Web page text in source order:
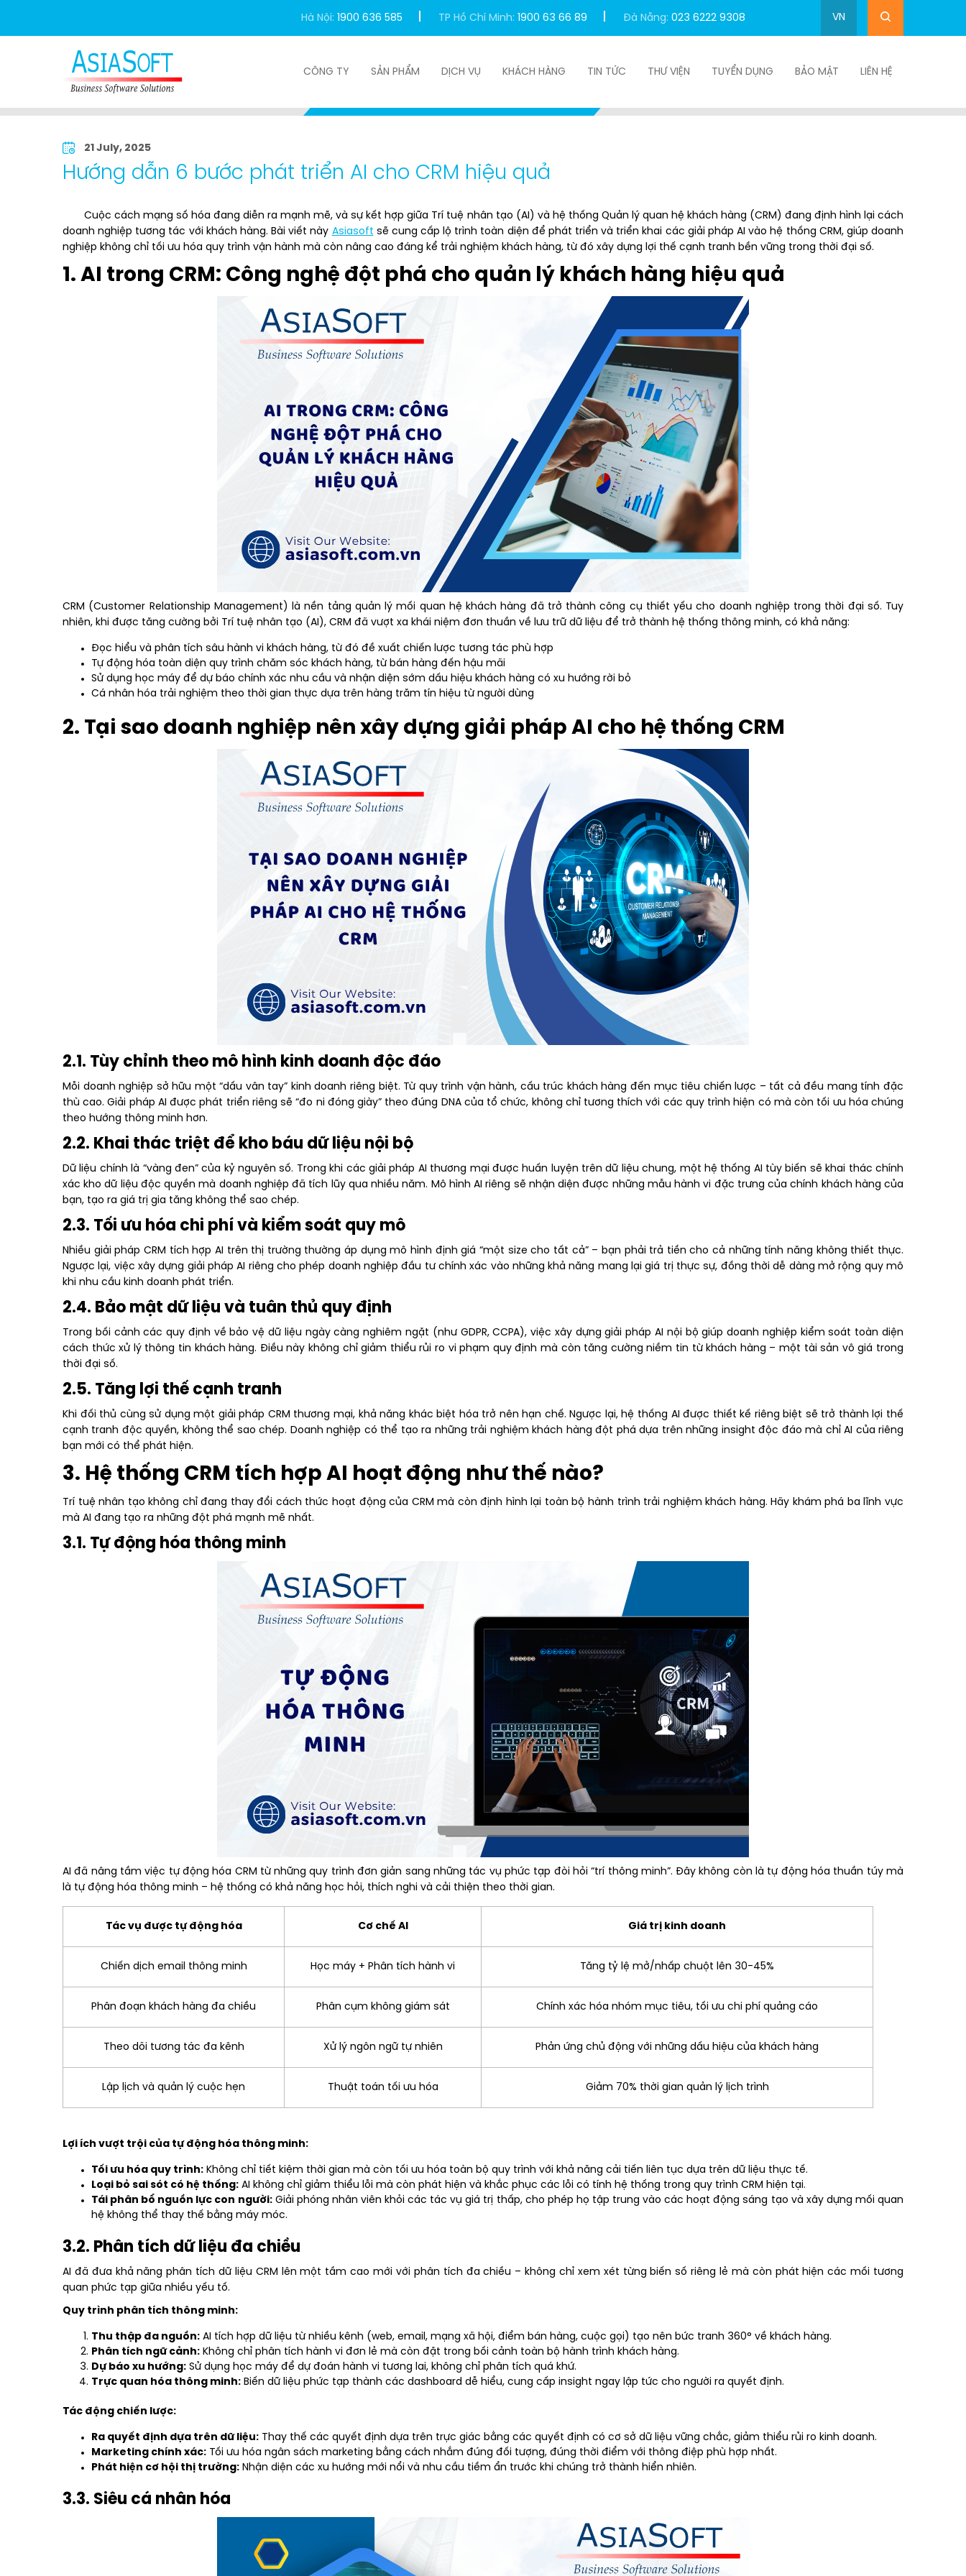
Hà Nội: 1900 636 585 TP Hồ Chí Minh: 1900 63 66 89 Đà Nẵng: 023 6222 9308 VN
CÔNG TY SẢN PHẨM DỊCH VỤ KHÁCH HÀNG TIN TỨC THƯ VIỆN TUYỂN DỤNG BẢO MẬT LIÊN HỆ
21 July, 2025
Hướng dẫn 6 bước phát triển AI cho CRM hiệu quả
Cuộc cách mạng số hóa đang diễn ra mạnh mẽ, và sự kết hợp giữa Trí tuệ nhân tạo (AI) và hệ thống Quản lý quan hệ khách hàng (CRM) đang định hình lại cách
doanh nghiệp tương tác với khách hàng. Bài viết này Asiasoft sẽ cung cấp lộ trình toàn diện để phát triển và triển khai các giải pháp AI vào hệ thống CRM, giúp doanh
nghiệp không chỉ tối ưu hóa quy trình vận hành mà còn nâng cao đáng kể trải nghiệm khách hàng, từ đó xây dựng lợi thế cạnh tranh bền vững trong thời đại số.
1. AI trong CRM: Công nghệ đột phá cho quản lý khách hàng hiệu quả
CRM (Customer Relationship Management) là nền tảng quản lý mối quan hệ khách hàng đã trở thành công cụ thiết yếu cho doanh nghiệp trong thời đại số. Tuy
nhiên, khi được tăng cường bởi Trí tuệ nhân tạo (AI), CRM đã vượt xa khái niệm đơn thuần về lưu trữ dữ liệu để trở thành hệ thống thông minh, có khả năng:
Đọc hiểu và phân tích sâu hành vi khách hàng, từ đó đề xuất chiến lược tương tác phù hợp
Tự động hóa toàn diện quy trình chăm sóc khách hàng, từ bán hàng đến hậu mãi
Sử dụng học máy để dự báo chính xác nhu cầu và nhận diện sớm dấu hiệu khách hàng có xu hướng rời bỏ
Cá nhân hóa trải nghiệm theo thời gian thực dựa trên hàng trăm tín hiệu từ người dùng
2. Tại sao doanh nghiệp nên xây dựng giải pháp AI cho hệ thống CRM
2.1. Tùy chỉnh theo mô hình kinh doanh độc đáo
Mỗi doanh nghiệp sở hữu một “dấu vân tay” kinh doanh riêng biệt. Từ quy trình vận hành, cấu trúc khách hàng đến mục tiêu chiến lược – tất cả đều mang tính đặc
thù cao. Giải pháp AI được phát triển riêng sẽ “đo ni đóng giày” theo đúng DNA của tổ chức, không chỉ tương thích với các quy trình hiện có mà còn tối ưu hóa chúng
theo hướng thông minh hơn.
2.2. Khai thác triệt để kho báu dữ liệu nội bộ
Dữ liệu chính là “vàng đen” của kỷ nguyên số. Trong khi các giải pháp AI thương mại được huấn luyện trên dữ liệu chung, một hệ thống AI tùy biến sẽ khai thác chính
xác kho dữ liệu độc quyền mà doanh nghiệp đã tích lũy qua nhiều năm. Mô hình AI riêng sẽ nhận diện được những mẫu hành vi đặc trưng của chính khách hàng của
bạn, tạo ra giá trị gia tăng không thể sao chép.
2.3. Tối ưu hóa chi phí và kiểm soát quy mô
Nhiều giải pháp CRM tích hợp AI trên thị trường thường áp dụng mô hình định giá “một size cho tất cả” – bạn phải trả tiền cho cả những tính năng không thiết thực.
Ngược lại, việc xây dựng giải pháp AI riêng cho phép doanh nghiệp đầu tư chính xác vào những khả năng mang lại giá trị thực sự, đồng thời dễ dàng mở rộng quy mô
khi nhu cầu kinh doanh phát triển.
2.4. Bảo mật dữ liệu và tuân thủ quy định
Trong bối cảnh các quy định về bảo vệ dữ liệu ngày càng nghiêm ngặt (như GDPR, CCPA), việc xây dựng giải pháp AI nội bộ giúp doanh nghiệp kiểm soát toàn diện
cách thức xử lý thông tin khách hàng. Điều này không chỉ giảm thiểu rủi ro vi phạm quy định mà còn tăng cường niềm tin từ khách hàng – một tài sản vô giá trong
thời đại số.
2.5. Tăng lợi thế cạnh tranh
Khi đối thủ cùng sử dụng một giải pháp CRM thương mại, khả năng khác biệt hóa trở nên hạn chế. Ngược lại, hệ thống AI được thiết kế riêng biệt sẽ trở thành lợi thế
cạnh tranh độc quyền, không thể sao chép. Doanh nghiệp có thể tạo ra những trải nghiệm khách hàng đột phá dựa trên những insight độc đáo mà chỉ AI của riêng
bạn mới có thể phát hiện.
3. Hệ thống CRM tích hợp AI hoạt động như thế nào?
Trí tuệ nhân tạo không chỉ đang thay đổi cách thức hoạt động của CRM mà còn định hình lại toàn bộ hành trình trải nghiệm khách hàng. Hãy khám phá ba lĩnh vực
mà AI đang tạo ra những đột phá mạnh mẽ nhất.
3.1. Tự động hóa thông minh
AI đã nâng tầm việc tự động hóa CRM từ những quy trình đơn giản sang những tác vụ phức tạp đòi hỏi “trí thông minh”. Đây không còn là tự động hóa thuần túy mà
là tự động hóa thông minh – hệ thống có khả năng học hỏi, thích nghi và cải thiện theo thời gian.
Tác vụ được tự động hóa Cơ chế AI Giá trị kinh doanh
Chiến dịch email thông minh Học máy + Phân tích hành vi Tăng tỷ lệ mở/nhấp chuột lên 30-45%
Phân đoạn khách hàng đa chiều Phân cụm không giám sát Chính xác hóa nhóm mục tiêu, tối ưu chi phí quảng cáo
Theo dõi tương tác đa kênh Xử lý ngôn ngữ tự nhiên Phản ứng chủ động với những dấu hiệu của khách hàng
Lập lịch và quản lý cuộc hẹn Thuật toán tối ưu hóa Giảm 70% thời gian quản lý lịch trình
Lợi ích vượt trội của tự động hóa thông minh:
Tối ưu hóa quy trình: Không chỉ tiết kiệm thời gian mà còn tối ưu hóa toàn bộ quy trình với khả năng cải tiến liên tục dựa trên dữ liệu thực tế.
Loại bỏ sai sót có hệ thống: AI không chỉ giảm thiểu lỗi mà còn phát hiện và khắc phục các lỗi có tính hệ thống trong quy trình CRM hiện tại.
Tái phân bổ nguồn lực con người:Giải phóng nhân viên khỏi các tác vụ giá trị thấp, cho phép họ tập trung vào các hoạt động sáng tạo và xây dựng mối quan
hệ không thể thay thế bằng máy móc.
3.2. Phân tích dữ liệu đa chiều
AI đã đưa khả năng phân tích dữ liệu CRM lên một tầm cao mới với phân tích đa chiều – không chỉ xem xét từng biến số riêng lẻ mà còn phát hiện các mối tương
quan phức tạp giữa nhiều yếu tố.
Quy trình phân tích thông minh:
Thu thập đa nguồn: AI tích hợp dữ liệu từ nhiều kênh (web, email, mạng xã hội, điểm bán hàng, cuộc gọi) tạo nên bức tranh 360° về khách hàng.
Phân tích ngữ cảnh: Không chỉ phân tích hành vi đơn lẻ mà còn đặt trong bối cảnh toàn bộ hành trình khách hàng.
Dự báo xu hướng: Sử dụng học máy để dự đoán hành vi tương lai, không chỉ phân tích quá khứ.
Trực quan hóa thông minh: Biến dữ liệu phức tạp thành các dashboard dễ hiểu, cung cấp insight ngay lập tức cho người ra quyết định.
Tác động chiến lược:
Ra quyết định dựa trên dữ liệu: Thay thế các quyết định dựa trên trực giác bằng các quyết định có cơ sở dữ liệu vững chắc, giảm thiểu rủi ro kinh doanh.
Marketing chính xác: Tối ưu hóa ngân sách marketing bằng cách nhắm đúng đối tượng, đúng thời điểm với thông điệp phù hợp nhất.
Phát hiện cơ hội thị trường: Nhận diện các xu hướng mới nổi và nhu cầu tiềm ẩn trước khi chúng trở thành hiển nhiên.
3.3. Siêu cá nhân hóa